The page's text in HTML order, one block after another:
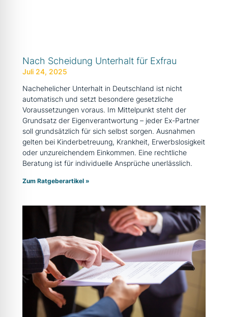
Nach Scheidung Unterhalt für Exfrau
Juli 24, 2025
Nachehelicher Unterhalt in Deutschland ist nicht
automatisch und setzt besondere gesetzliche
Voraussetzungen voraus. Im Mittelpunkt steht der
Grundsatz der Eigenverantwortung – jeder Ex-Partner
soll grundsätzlich für sich selbst sorgen. Ausnahmen
gelten bei Kinderbetreuung, Krankheit, Erwerbslosigkeit
oder unzureichendem Einkommen. Eine rechtliche
Beratung ist für individuelle Ansprüche unerlässlich.
Zum Ratgeberartikel »